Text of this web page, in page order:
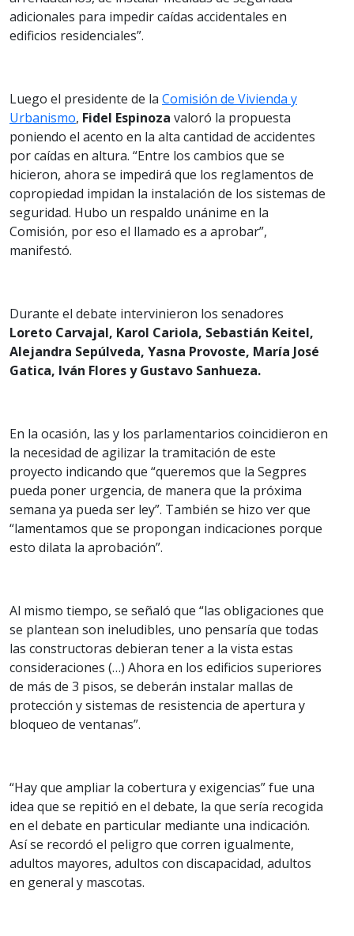
adicionales para impedir caídas accidentales en
edificios residenciales”.
Luego el presidente de la Comisión de Vivienda y
Urbanismo, Fidel Espinoza valoró la propuesta
poniendo el acento en la alta cantidad de accidentes
por caídas en altura. “Entre los cambios que se
hicieron, ahora se impedirá que los reglamentos de
copropiedad impidan la instalación de los sistemas de
seguridad. Hubo un respaldo unánime en la
Comisión, por eso el llamado es a aprobar”,
manifestó.
Durante el debate intervinieron los senadores
Loreto Carvajal, Karol Cariola, Sebastián Keitel,
Alejandra Sepúlveda, Yasna Provoste, María José
Gatica, Iván Flores y Gustavo Sanhueza.
En la ocasión, las y los parlamentarios coincidieron en
la necesidad de agilizar la tramitación de este
proyecto indicando que “queremos que la Segpres
pueda poner urgencia, de manera que la próxima
semana ya pueda ser ley”. También se hizo ver que
“lamentamos que se propongan indicaciones porque
esto dilata la aprobación”.
Al mismo tiempo, se señaló que “las obligaciones que
se plantean son ineludibles, uno pensaría que todas
las constructoras debieran tener a la vista estas
consideraciones (…) Ahora en los edificios superiores
de más de 3 pisos, se deberán instalar mallas de
protección y sistemas de resistencia de apertura y
bloqueo de ventanas”.
“Hay que ampliar la cobertura y exigencias” fue una
idea que se repitió en el debate, la que sería recogida
en el debate en particular mediante una indicación.
Así se recordó el peligro que corren igualmente,
adultos mayores, adultos con discapacidad, adultos
en general y mascotas.